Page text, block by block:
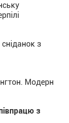
з
Модерн
з